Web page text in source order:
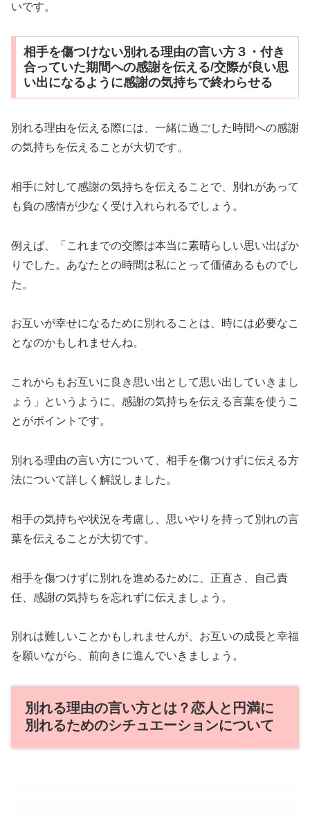
いです。
相手を傷つけない別れる理由の言い方３・付き
合っていた期間への感謝を伝える/交際が良い思
い出になるように感謝の気持ちで終わらせる
別れる理由を伝える際には、一緒に過ごした時間への感謝
の気持ちを伝えることが大切です。
相手に対して感謝の気持ちを伝えることで、別れがあって
も負の感情が少なく受け入れられるでしょう。
例えば、「これまでの交際は本当に素晴らしい思い出ばか
りでした。あなたとの時間は私にとって価値あるものでし
た。
お互いが幸せになるために別れることは、時には必要なこ
となのかもしれませんね。
これからもお互いに良き思い出として思い出していきまし
ょう」というように、感謝の気持ちを伝える言葉を使うこ
とがポイントです。
別れる理由の言い方について、相手を傷つけずに伝える方
法について詳しく解説しました。
相手の気持ちや状況を考慮し、思いやりを持って別れの言
葉を伝えることが大切です。
相手を傷つけずに別れを進めるために、正直さ、自己責
任、感謝の気持ちを忘れずに伝えましょう。
別れは難しいことかもしれませんが、お互いの成長と幸福
を願いながら、前向きに進んでいきましょう。
別れる理由の言い方とは？恋人と円満に
別れるためのシチュエーションについて